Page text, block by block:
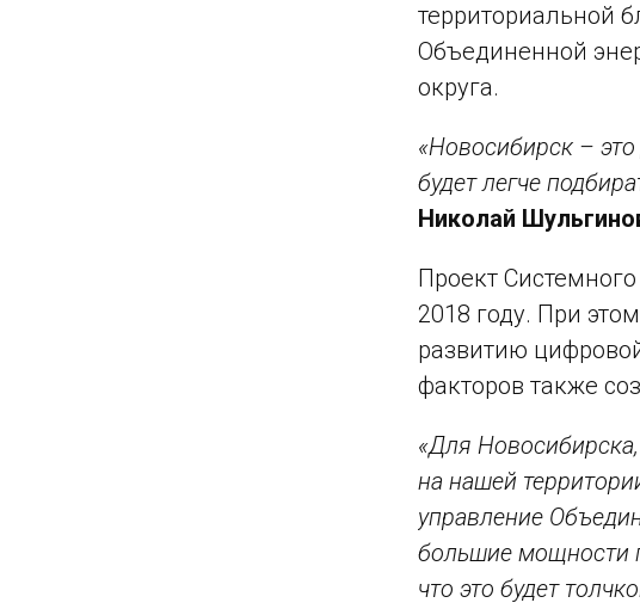
территориальной
Объединенной
округа.
«Новосибирск –
будет легче
Николай
Проект
2018 году. При
развитию
факторов также
«Для
на нашей
управление
большие мощности
что это будет